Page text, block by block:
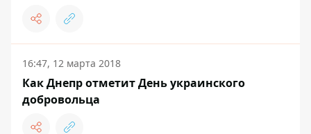
16:47, 12 марта 2018
Как Днепр отметит День украинского
добровольца